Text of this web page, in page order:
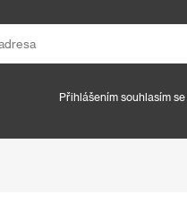
Přihlášením souhlasím se